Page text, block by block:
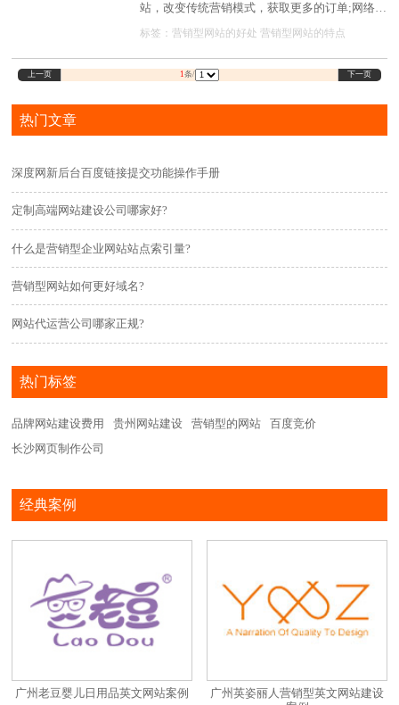
站，改变传统营销模式，获取更多的订单;网络营
销依托现在互联网的优势，把营销理念与建站技
标签： 营销型网站的好处 营销型网站的特点
上一页 1条/ 下一页
热门文章
深度网新后台百度链接提交功能操作手册
定制高端网站建设公司哪家好?
什么是营销型企业网站站点索引量?
营销型网站如何更好域名?
网站代运营公司哪家正规?
热门标签
品牌网站建设费用 贵州网站建设 营销型的网站
百度竞价
长沙网页制作公司
经典案例
广州老豆婴儿日用品英文网站案例
广州英姿丽人营销型英文网站建设